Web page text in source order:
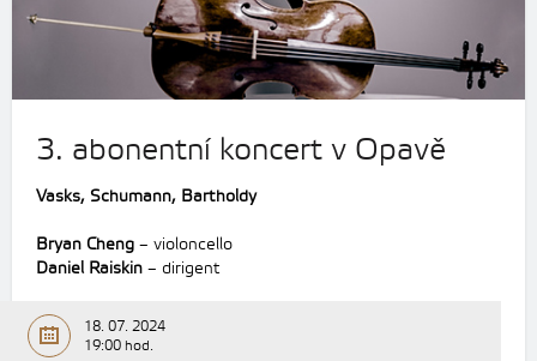
3. abonentní koncert v Opavě
Vasks, Schumann, Bartholdy
Bryan Cheng – violoncello
Daniel Raiskin – dirigent
18. 07. 2024
19:00 hod.